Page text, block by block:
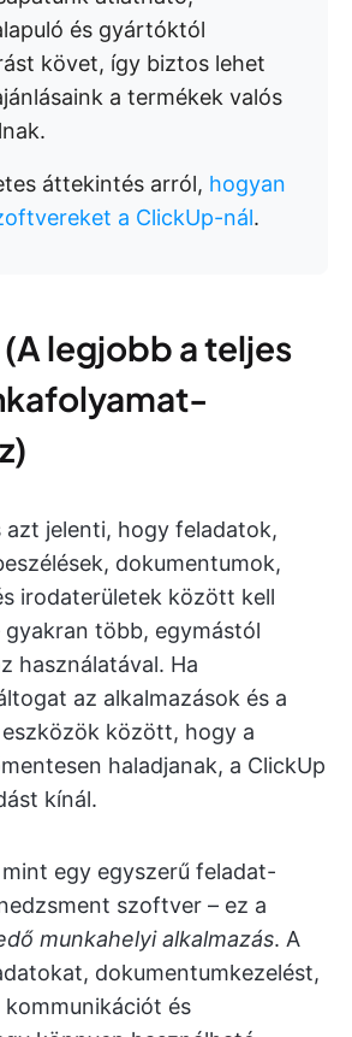
és gyártóktól
követ, így biztos lehet
a termékek valós
áttekintés arról, hogyan
a ClickUp-nál.
legjobb a teljes
azt jelenti, hogy feladatok,
dokumentumok,
irodaterületek között kell
gyakran több, egymástól
használatával. Ha
az alkalmazások és a
között, hogy a
haladjanak, a ClickUp
kínál.
egy egyszerű feladat-
szoftver – ez a
munkahelyi alkalmazás. A
dokumentumkezelést,
és